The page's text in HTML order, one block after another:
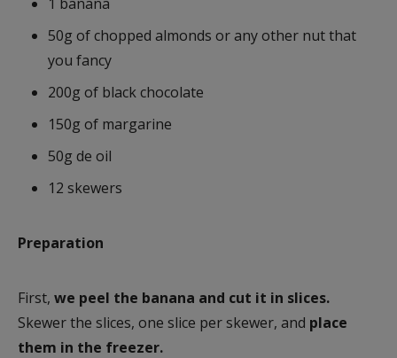
50g of chopped almonds or any other nut that
you fancy
200g of black chocolate
150g of margarine
50g de oil
12 skewers
Preparation
First, we peel the banana and cut it in slices.
Skewer the slices, one slice per skewer, and place
them in the freezer.